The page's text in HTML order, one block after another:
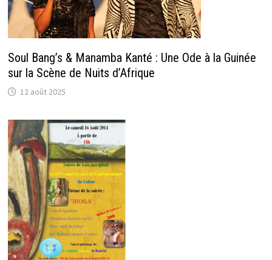
Soul Bang’s & Manamba Kanté : Une Ode à la Guinée
sur la Scène de Nuits d’Afrique
12 août 2025